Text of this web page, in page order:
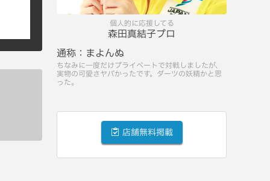
個人的に応援してる
森田真結子プロ
通称： まよんぬ
ちなみに一度だけプライベートで対戦しましたが、
実物の可愛さヤバかったです。ダーツの妖精かと思
った。
店舗無料掲載